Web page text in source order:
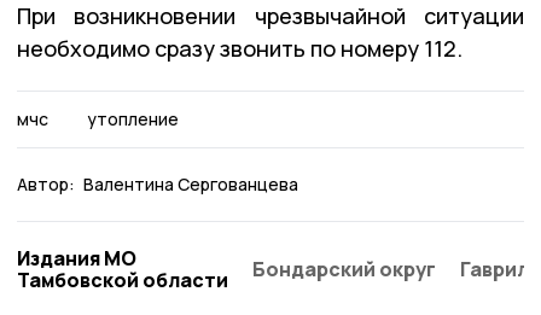
При возникновении чрезвычайной ситуации
необходимо сразу звонить по номеру 112.
мчс утопление
Автор: Валентина Сергованцева
Издания МО
Тамбовской области
Бондарский округ